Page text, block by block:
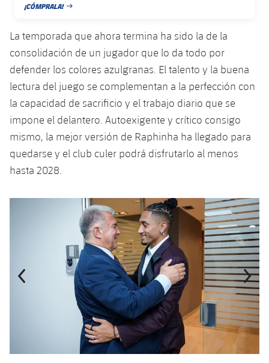
¡CÓMPRALA!
FECHA DE PUBLICACIÓN
La temporada que ahora termina ha sido la de la
consolidación de un jugador que lo da todo por
defender los colores azulgranas. El talento y la buena
lectura del juego se complementan a la perfección con
la capacidad de sacrificio y el trabajo diario que se
impone el delantero. Autoexigente y crítico consigo
mismo, la mejor versión de Raphinha ha llegado para
quedarse y el club culer podrá disfrutarlo al menos
hasta 2028.
label.aria.chevronleft Siguiente